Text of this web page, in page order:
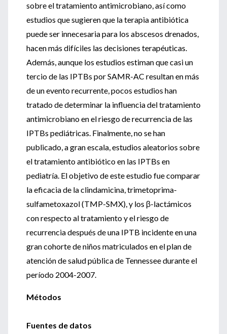
sobre el tratamiento antimicrobiano, así como
estudios que sugieren que la terapia antibiótica
puede ser innecesaria para los abscesos drenados,
hacen más difíciles las decisiones terapéuticas.
Además, aunque los estudios estiman que casi un
tercio de las IPTBs por SAMR-AC resultan en más
de un evento recurrente, pocos estudios han
tratado de determinar la influencia del tratamiento
antimicrobiano en el riesgo de recurrencia de las
IPTBs pediátricas. Finalmente, no se han
publicado, a gran escala, estudios aleatorios sobre
el tratamiento antibiótico en las IPTBs en
pediatría. El objetivo de este estudio fue comparar
la eficacia de la clindamicina, trimetoprima-
sulfametoxazol (TMP-SMX), y los β-lactámicos
con respecto al tratamiento y el riesgo de
recurrencia después de una IPTB incidente en una
gran cohorte de niños matriculados en el plan de
atención de salud pública de Tennessee durante el
período 2004-2007.
Métodos
Fuentes de datos